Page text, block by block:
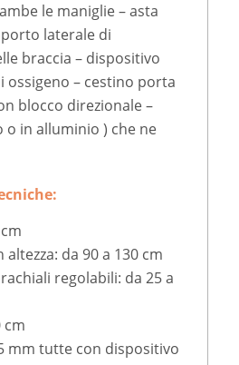
le maniglie – asta
laterale di
braccia – dispositivo
ossigeno – cestino porta
blocco direzionale –
o in alluminio ) che ne
altezza: da 90 a 130 cm
regolabili: da 25 a
cm
mm tutte con dispositivo